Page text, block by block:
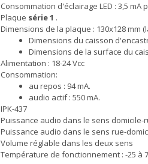
Consommation d'éclairage LED : 3,5 mA
Plaque série 1 .
Dimensions de la plaque : 130x128 mm
Dimensions du caisson
Dimensions de la surface du
Alimentation : 18-24 Vcc
Consommation:
au repos : 94 mA.
audio actif : 550 mA.
IPK-437
Puissance audio dans le sens domicile-
Puissance audio dans le sens rue-
Volume réglable dans les deux sens
Température de fonctionnement : -25 à